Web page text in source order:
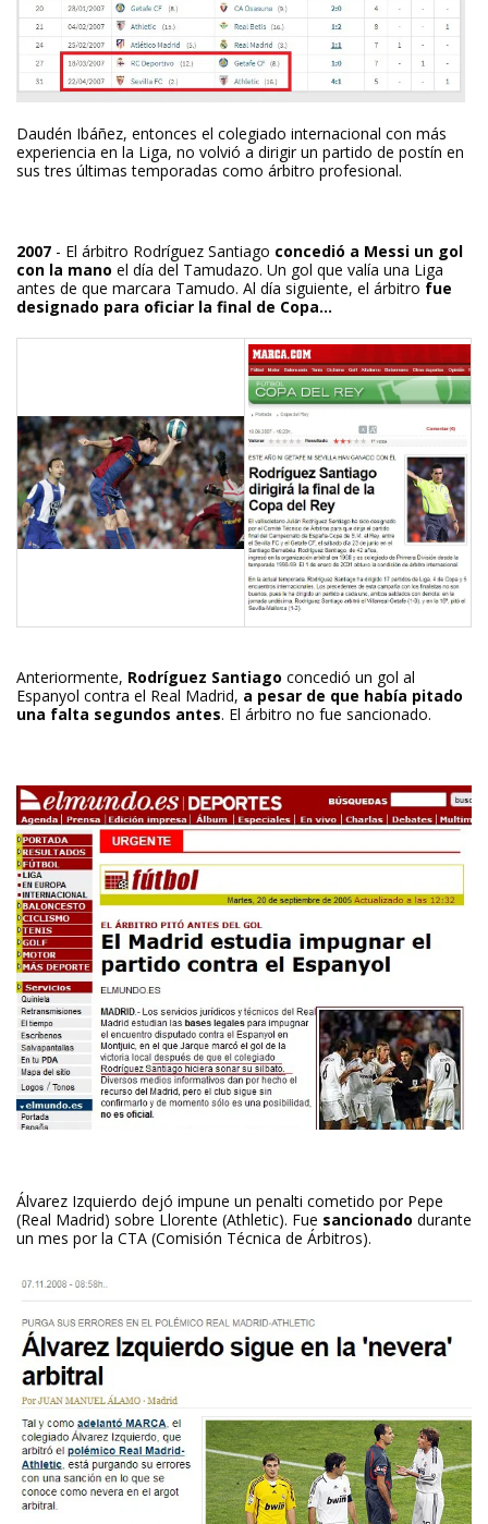
Daudén Ibáñez, entonces el colegiado internacional con más
experiencia en la Liga, no volvió a dirigir un partido de postín en
sus tres últimas temporadas como árbitro profesional.
2007 - El árbitro Rodríguez Santiago concedió a Messi un gol
con la mano el día del Tamudazo. Un gol que valía una Liga
antes de que marcara Tamudo. Al día siguiente, el árbitro fue
designado para oficiar la final de Copa...
Anteriormente, Rodríguez Santiago concedió un gol al
Espanyol contra el Real Madrid, a pesar de que había pitado
una falta segundos antes. El árbitro no fue sancionado.
Álvarez Izquierdo dejó impune un penalti cometido por Pepe
(Real Madrid) sobre Llorente (Athletic). Fue sancionado durante
un mes por la CTA (Comisión Técnica de Árbitros).